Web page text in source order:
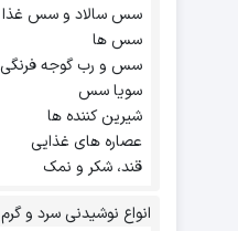
سس سالاد و سس غذا
سس ها
سس و رب گوجه فرنگی
سویا سس
شیرین کننده ها
عصاره های غذایی
قند، شکر و نمک
انواع نوشیدنی سرد و گرم